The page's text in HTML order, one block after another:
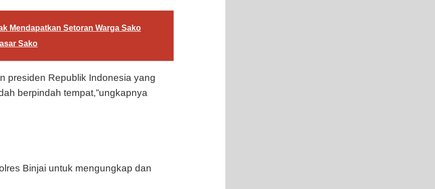
Mendapatkan Setoran Warga Sako
Sako
presiden Republik Indonesia yang
berpindah tempat,”ungkapnya
Binjai untuk mengungkap dan